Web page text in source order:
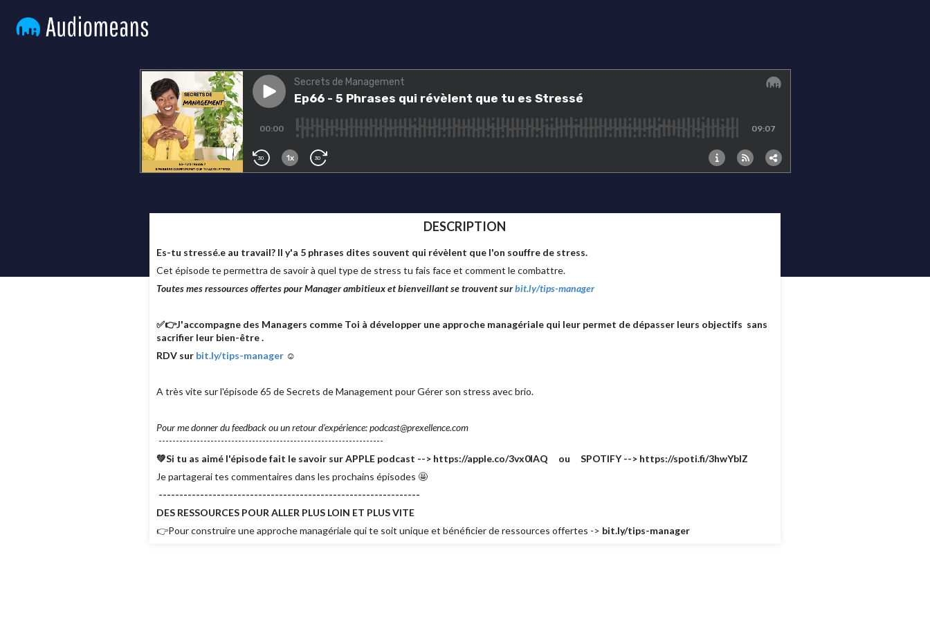
DESCRIPTION
Es-tu stressé.e au travail? Il y'a 5 phrases dites souvent qui révèlent que l'on souffre de stress.
Cet épisode te permettra de savoir à quel type de stress tu fais face et comment le combattre.
Toutes mes ressources offertes pour Manager ambitieux et bienveillant se trouvent surbit.ly/tips-manager
✅👉J'accompagne des Managers comme Toi à développer une approche managériale qui leur permet de dépasser leurs objectifs sans
sacrifier leur bien-être .
RDV sur bit.ly/tips-manager☺
A très vite sur l'épisode 65 de Secrets de Management pour Gérer son stress avec brio.
Pour me donner du feedback ou un retour d'expérience: podcast@prexellence.com
-----------------------------------------------------------------
💚Si tu as aimé l'épisode fait le savoir sur APPLE podcast --> https://apple.co/3vx0lAQ ou SPOTIFY --> https://spoti.fi/3hwYbIZ
Je partagerai tes commentaires dans les prochains épisodes 🤩
---------------------------------------------------------------
DES RESSOURCES POUR ALLER PLUS LOIN ET PLUS VITE
👉Pour construire une approche managériale qui te soit unique et bénéficier de ressources offertes -> bit.ly/tips-manager